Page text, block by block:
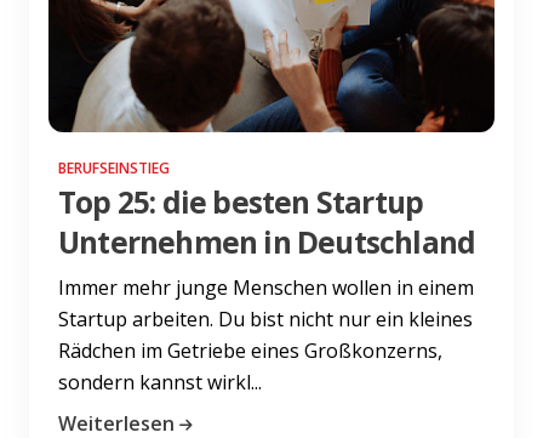
BERUFSEINSTIEG
Top 25: die besten Startup
Unternehmen in Deutschland
Immer mehr junge Menschen wollen in einem
Startup arbeiten. Du bist nicht nur ein kleines
Rädchen im Getriebe eines Großkonzerns,
sondern kannst wirkl...
Weiterlesen